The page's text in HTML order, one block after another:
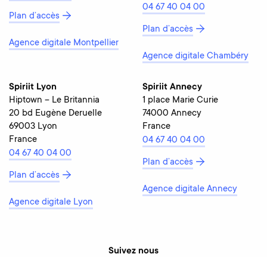
Plan d’accès
Agence digitale Montpellier
04 67 40 04 00
Plan d’accès
Agence digitale Chambéry
Spiriit Lyon
Hiptown – Le Britannia
20 bd Eugène Deruelle
69003 Lyon
France
04 67 40 04 00
Plan d’accès
Agence digitale Lyon
Spiriit Annecy
1 place Marie Curie
74000 Annecy
France
04 67 40 04 00
Plan d’accès
Agence digitale Annecy
Suivez nous